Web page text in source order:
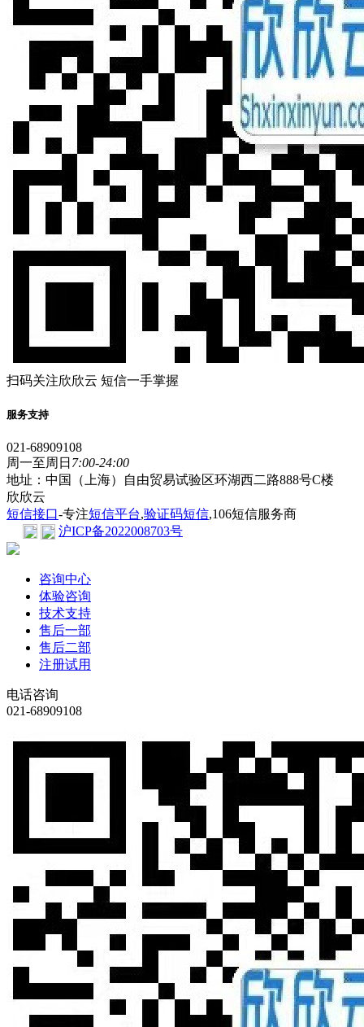
扫码关注欣欣云 短信一手掌握
服务支持
021-68909108
周一至周日 7:00-24:00
地址：中国（上海）自由贸易试验区环湖西二路888号C楼
欣欣云
短信接口-专注短信平台,验证码短信,106短信服务商
沪ICP备2022008703号
咨询中心
体验咨询
技术支持
售后一部
售后二部
注册试用
电话咨询
021-68909108